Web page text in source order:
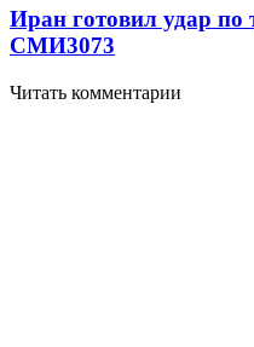
Иран готовил удар по
СМИ3073
Читать комментарии